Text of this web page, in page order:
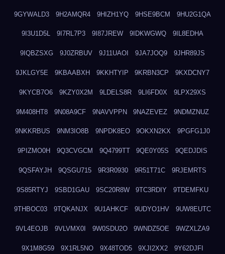
9GYWALD3 9H2AMQR4 9HIZH1YQ 9HSE9BCM 9HU2G1QA
9I3U1D5L 9I7RL7P3 9I87JREW 9IDKWGWQ 9IL8EDHA
9IQBZSXG 9J0ZRBUV 9J11UAOI 9JA7JOQ9 9JHR89JS
9JKLGY5E 9KBAABXH 9KKHTYIP 9KRBN3CP 9KXDCNY7
9KYCB7O6 9KZY0X2M 9LDELS8R 9LI6FD0X 9LPX29XS
9M408HT8 9N08A9CF 9NAVVPPN 9NAZEVEZ 9NDMZNUZ
9NKKRBUS 9NM3IO8B 9NPDK8EO 9OKXN2KX 9PGFG1J0
9PIZMO0H 9Q3CVGCM 9Q4799TT 9QE0Y05S 9QEDJDIS
9QSFAYJH 9QSGU715 9R3R0930 9R51T71C 9RJEMRTS
9S85RTYJ 9SBD1GAU 9SC20R8W 9TC3RDIY 9TDEMFKU
9THBOC03 9TQKANJX 9U1AHKCF 9UDYO1HV 9UW8EUTC
9VL4EOJB 9VLVMX0I 9W0SDU2O 9WNDZ5OE 9WZXLZA9
9X1M8G59 9X1RL5NO 9X48TOD5 9XJI2XX2 9Y62DJFI